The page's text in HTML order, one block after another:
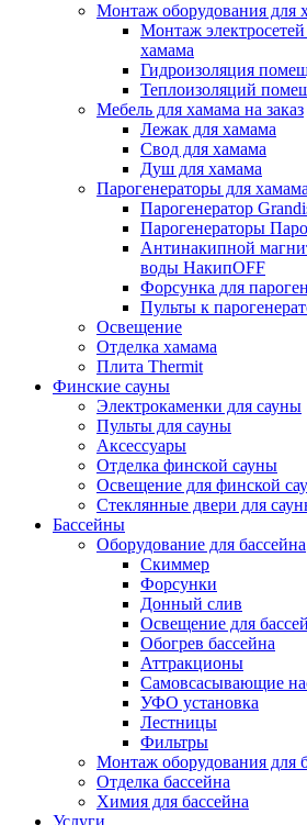
Монтаж оборудования для
Монтаж
хамама
Гидроизоляция
Теплоизоляций
Мебель для хамама на заказ
Лежак для хамама
Свод для хамама
Душ для хамама
Парогенераторы для хамама
Парогенератор
Парогенераторы
Антинакипной
воды НакипOFF
Форсунка для
Пульты к
Освещение
Отделка хамама
Плита Thermit
Финские сауны
Электрокаменки для сауны
Пульты для сауны
Аксессуары
Отделка финской сауны
Освещение для финской
Стеклянные двери для
Бассейны
Оборудование для бассейна
Скиммер
Форсунки
Донный слив
Освещение для
Обогрев бассейна
Аттракционы
Самовсасывающие
УФО установка
Лестницы
Фильтры
Монтаж оборудования для
Отделка бассейна
Химия для бассейна
Услуги